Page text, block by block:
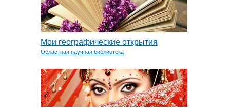
Мои географические открытия
Областная научная библиотека